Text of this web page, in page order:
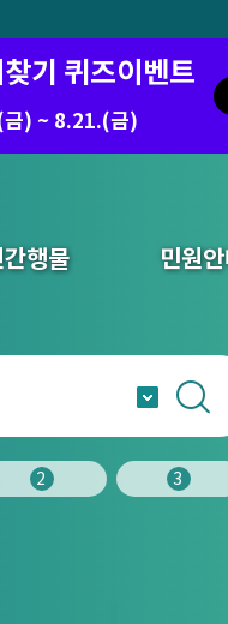
기 퀴즈이벤트
) ~ 8.21.(금)
행물 민원
3 4